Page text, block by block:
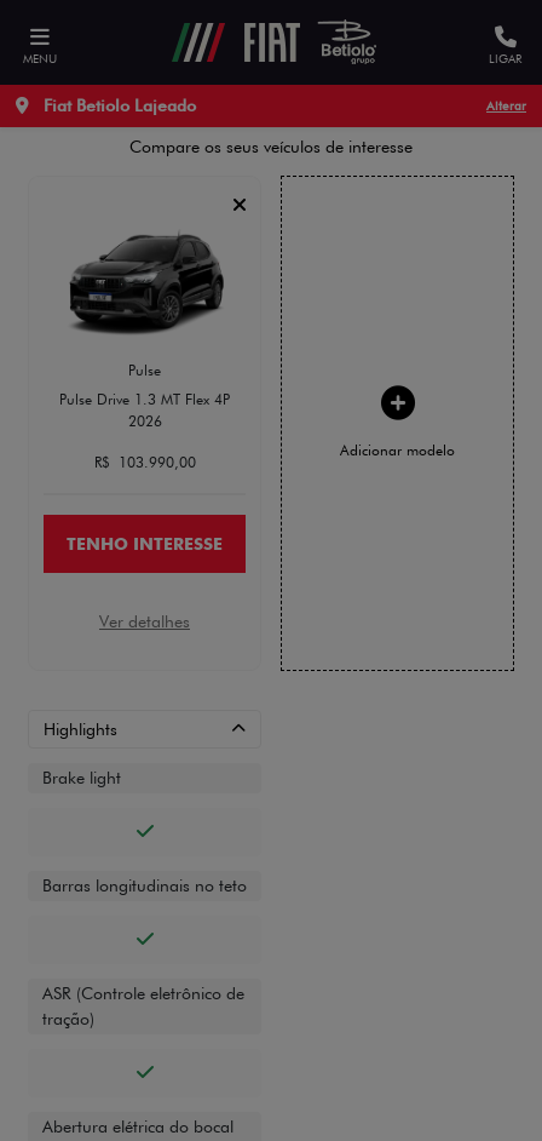
Nosso site utiliza cookies para garantir uma melhor
experiência de navegação.
Acesse nossa Política de Privacidade
Preferências de Cookie
MENU LIGAR
Fiat Betiolo Lajeado Alterar
COMPARATIVO
Compare os seus veículos de interesse
Pulse
Pulse Drive 1.3 MT Flex 4P
2026
R$ 103.990,00
TENHO INTERESSE
Ver detalhes
Adicionar modelo
Highlights
Brake light
Barras longitudinais no teto
ASR (Controle eletrônico de
tração)
Abertura elétrica do bocal